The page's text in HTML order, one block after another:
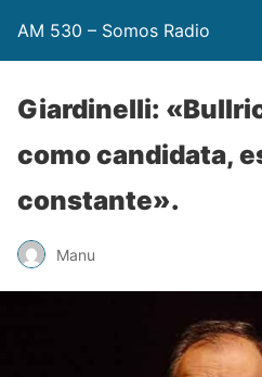
AM 530 – Somos Radio
Giardinelli:
como candidata,
constante».
Manu